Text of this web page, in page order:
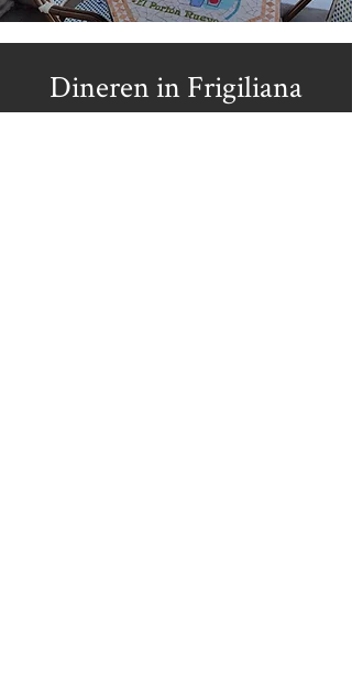
Dineren in Frigiliana